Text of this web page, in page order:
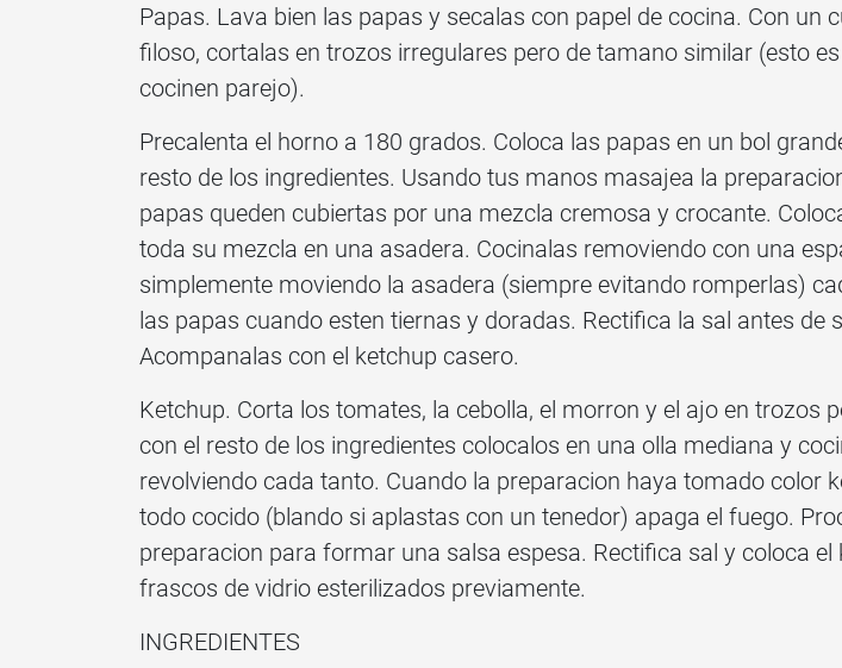
Papas. Lava bien las papas y secalas con papel de cocina. Con un
filoso, cortalas en trozos irregulares pero de tamano similar (esto
cocinen parejo).
Precalenta el horno a 180 grados. Coloca las papas en un bol
resto de los ingredientes. Usando tus manos masajea la
papas queden cubiertas por una mezcla cremosa y crocante.
toda su mezcla en una asadera. Cocinalas removiendo con una
simplemente moviendo la asadera (siempre evitando romperlas)
las papas cuando esten tiernas y doradas. Rectifica la sal antes de
Acompanalas con el ketchup casero.
Ketchup. Corta los tomates, la cebolla, el morron y el ajo en trozos
con el resto de los ingredientes colocalos en una olla mediana y
revolviendo cada tanto. Cuando la preparacion haya tomado color
todo cocido (blando si aplastas con un tenedor) apaga el fuego.
preparacion para formar una salsa espesa. Rectifica sal y coloca el
frascos de vidrio esterilizados previamente.
INGREDIENTES